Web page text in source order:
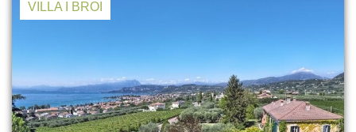
VILLA I BROI